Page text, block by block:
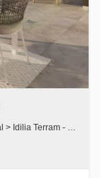
ID#: 207497 | Rincón de la Victoria > Costa Tropical > Idilia Terram - Rincon de la Victoria